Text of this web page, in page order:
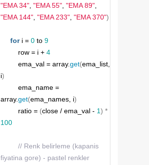
"EMA 34", "EMA 55", "EMA 89"
"EMA 144", "EMA 233", "EMA 370")
for i = 0 to 9
        row = i +
4
        ema_val = array.
get(ema_list,
i)
        ema_name =
array.get(ema_names, i)
        ratio =
(close / ema_val - 1) *
100
// Renk belirleme (kapanis
fiyatina gore) - pastel renkler